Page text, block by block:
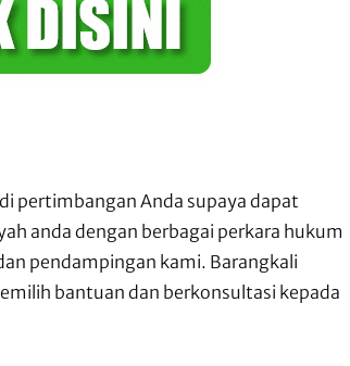
pertimbangan Anda supaya dapat
anda dengan berbagai perkara hukum
pendampingan kami. Barangkali
bantuan dan berkonsultasi kepada